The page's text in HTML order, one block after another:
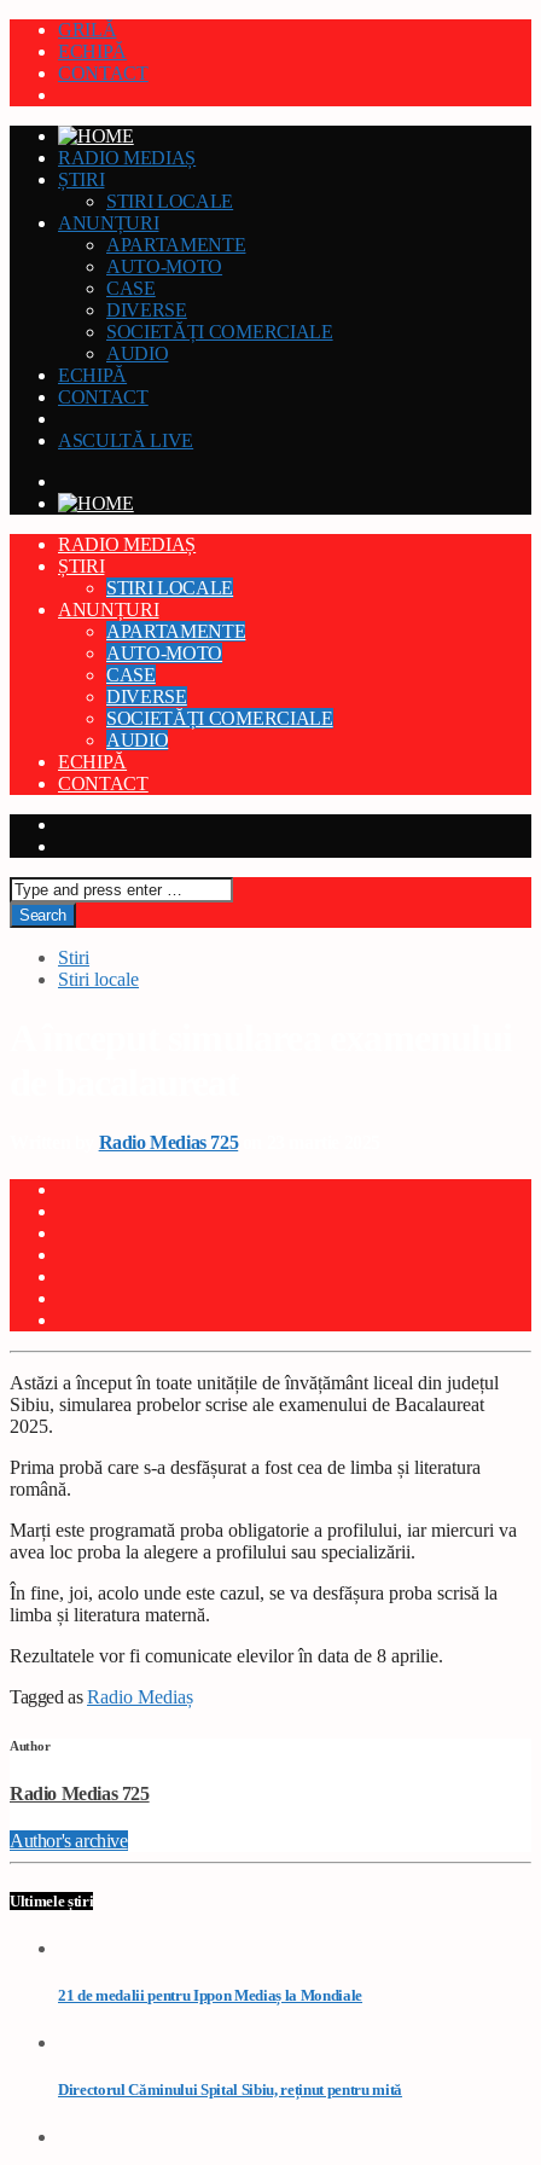
GRILĂ
ECHIPĂ
CONTACT
RADIO MEDIAȘ
ȘTIRI
STIRI LOCALE
ANUNȚURI
APARTAMENTE
AUTO-MOTO
CASE
DIVERSE
SOCIETĂȚI COMERCIALE
AUDIO
ECHIPĂ
CONTACT
ASCULTĂ LIVE
RADIO MEDIAȘ
ȘTIRI
STIRI LOCALE
ANUNȚURI
APARTAMENTE
AUTO-MOTO
CASE
DIVERSE
SOCIETĂȚI COMERCIALE
AUDIO
ECHIPĂ
CONTACT
Stiri
Stiri locale
Radio Medias 725on 23 martie 2025
Astăzi a început în toate unitățile de învățământ liceal din județul
Sibiu, simularea probelor scrise ale examenului de Bacalaureat
2025.
Prima probă care s-a desfășurat a fost cea de limba și literatura
română.
Marți este programată proba obligatorie a profilului, iar miercuri va
avea loc proba la alegere a profilului sau specializării.
În fine, joi, acolo unde este cazul, se va desfășura proba scrisă la
limba și literatura maternă.
Rezultatele vor fi comunicate elevilor în data de 8 aprilie.
Tagged asRadio Mediaș
Author
Radio Medias 725
Author's archive
Ultimele știri
21 de medalii pentru Ippon Mediaș la Mondiale
Directorul Căminului Spital Sibiu, reținut pentru mită